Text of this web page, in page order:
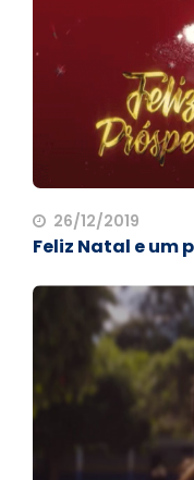
26/12/2019
Feliz Natal e um